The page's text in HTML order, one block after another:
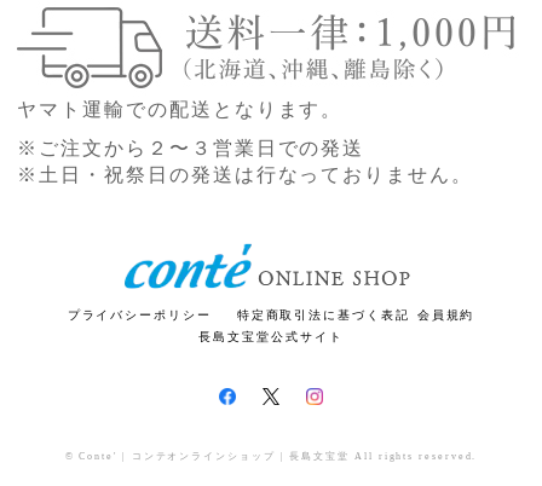
ヤマト運輸での配送となります。
※ご注文から２〜３営業日での発送
※土日・祝祭日の発送は行なっておりません。
プライバシーポリシー 特定商取引法に基づく表記
会員規約
長島文宝堂公式サイト
© Conte' | コンテオンラインショップ | 長島文宝堂 All rights reserved.